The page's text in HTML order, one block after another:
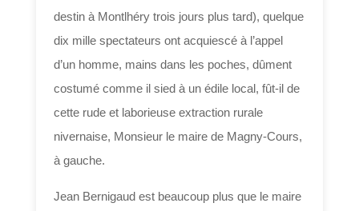
destin à Montlhéry trois jours plus tard), quelque
dix mille spectateurs ont acquiescé à l’appel
d’un homme, mains dans les poches, dûment
costumé comme il sied à un édile local, fût-il de
cette rude et laborieuse extraction rurale
nivernaise, Monsieur le maire de Magny-Cours,
à gauche.
Jean Bernigaud est beaucoup plus que le maire